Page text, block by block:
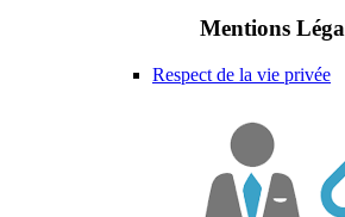
Mentions
Respect de la vie privée